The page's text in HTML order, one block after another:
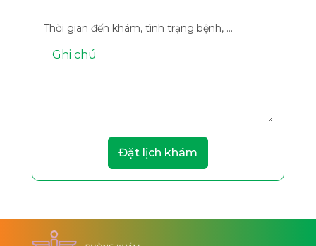
Thời gian đến khám, tình trạng bệnh, ...
Đặt lịch khám